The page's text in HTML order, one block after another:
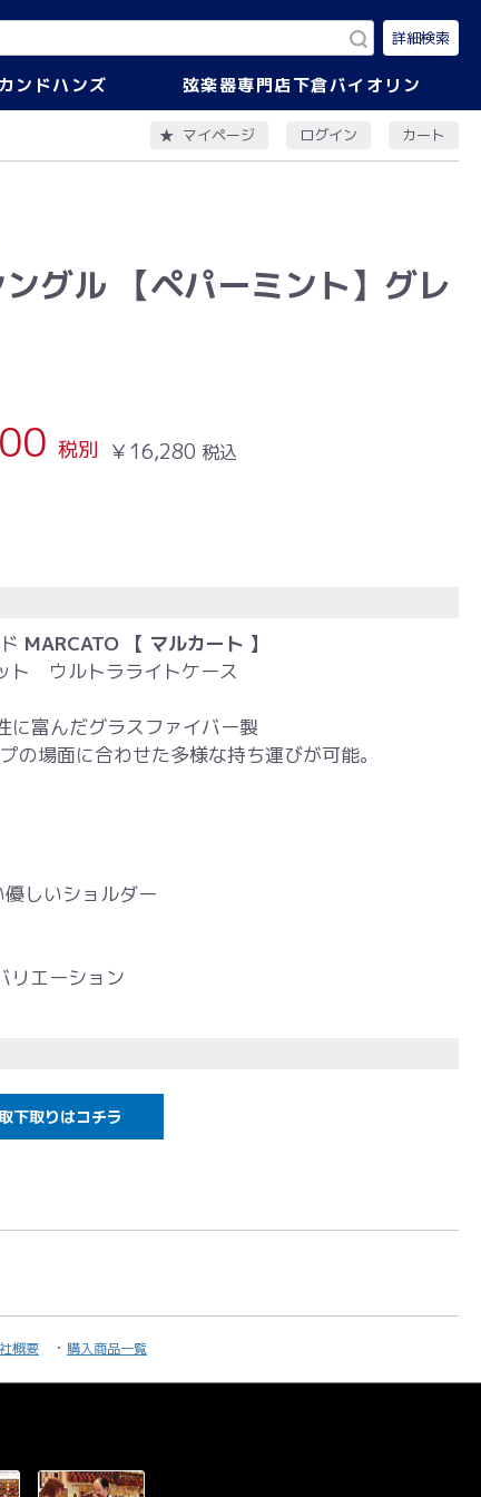
詳細検索
ンドハンズ 弦楽器専門店下倉バイオリン
マイページ ログイン カート
グル 【ペパーミント】グレ
税別 ￥16,280 税込
MARCATO 【 マルカート 】
ウルトラライトケース
に富んだグラスファイバー製
の場面に合わせた多様な持ち運びが可能。
しいショルダー
リエーション
高さ110(外寸)
プ2本、ロックストラップ
ー等幅広い対応機種で、扱いやすい人気のケースで
はお問い合わせください)
は出来ません。
たしません。
下取りはコチラ
概要 購入商品一覧